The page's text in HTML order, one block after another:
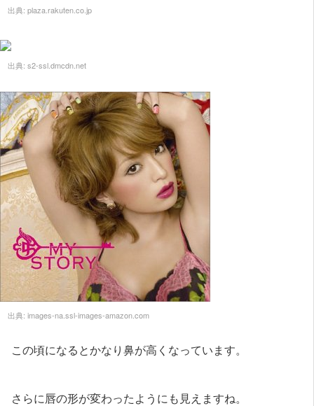
出典: plaza.rakuten.co.jp
出典: s2-ssl.dmcdn.net
出典: images-na.ssl-images-amazon.com
この頃になるとかなり鼻が高くなっています。
さらに唇の形が変わったようにも見えますね。